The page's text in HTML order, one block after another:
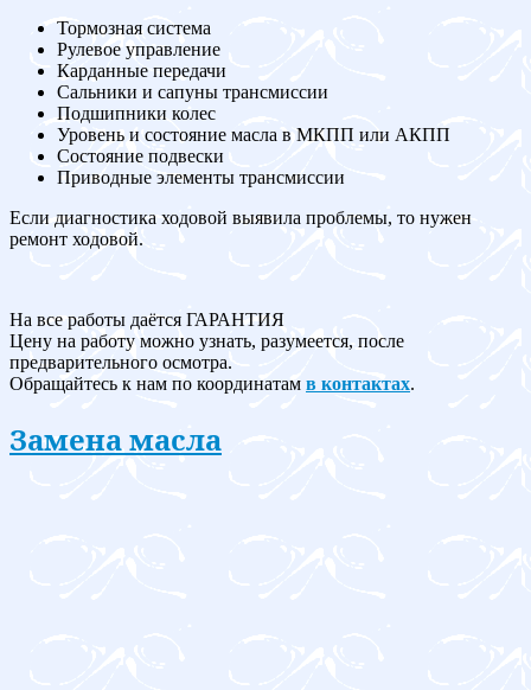
Тормозная система
Рулевое управление
Карданные передачи
Сальники и сапуны трансмиссии
Подшипники колес
Уровень и состояние масла в МКПП или АКПП
Состояние подвески
Приводные элементы трансмиссии
Если диагностика ходовой выявила проблемы, то нужен
ремонт ходовой.
На все работы даётся ГАРАНТИЯ
Цену на работу можно узнать, разумеется, после
предварительного осмотра.
Обращайтесь к нам по координатам в контактах.
Замена масла